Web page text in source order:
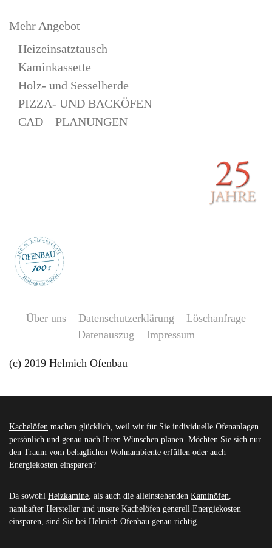
Mehr Angebot
Heizeinsatztausch
Kaminkassette
Holz- und Sesselherde
PIZZA- UND BACKÖFEN
CAD – PLANUNGEN
Über uns Datenschutzerklärung
Löschanfrage
Datenauszug
Impressum
(c) 2019 Helmich Ofenbau
Kachelöfen machen glücklich, weil wir für Sie individuelle Ofenanlagen
persönlich und genau nach Ihren Wünschen planen. Möchten Sie sich nur
den Traum vom behaglichen Wohnambiente erfüllen oder auch
Energiekosten einsparen?
Da sowohl Heizkamine, als auch die alleinstehenden Kaminöfen,
namhafter Hersteller und unsere Kachelöfen generell Energiekosten
einsparen, sind Sie bei Helmich Ofenbau genau richtig.